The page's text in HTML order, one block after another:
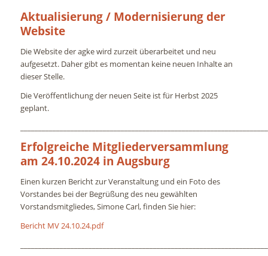
Aktualisierung / Modernisierung der
Website
Die Website der agke wird zurzeit überarbeitet und neu
aufgesetzt. Daher gibt es momentan keine neuen Inhalte an
dieser Stelle.
Die Veröffentlichung der neuen Seite ist für Herbst 2025
geplant.
Erfolgreiche Mitgliederversammlung
am 24.10.2024 in Augsburg
Einen kurzen Bericht zur Veranstaltung und ein Foto des
Vorstandes bei der Begrüßung des neu gewählten
Vorstandsmitgliedes, Simone Carl, finden Sie hier:
Bericht MV 24.10.24.pdf